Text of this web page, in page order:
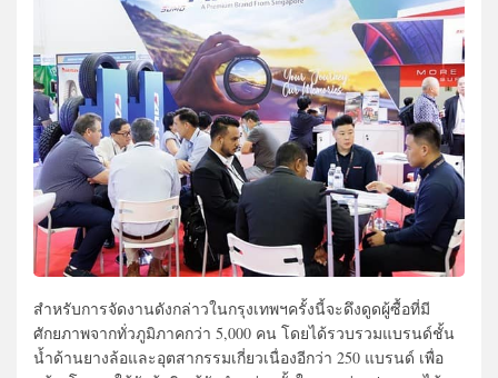
สำหรับการจัดงานดังกล่าวในกรุงเทพฯครั้งนี้จะดึงดูดผู้ซื้อที่มี
ศักยภาพจากทั่วภูมิภาคกว่า 5,000 คน โดยได้รวบรวมแบรนด์ชั้น
น้ำด้านยางล้อและอุตสากรรมเกี่ยวเนื่องอีกว่า 250 แบรนด์ เพื่อ